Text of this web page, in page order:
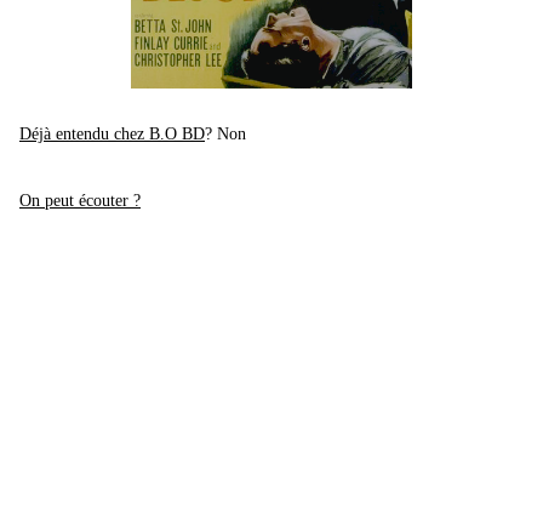
Déjà entendu chez B.O BD? Non
On peut écouter ?